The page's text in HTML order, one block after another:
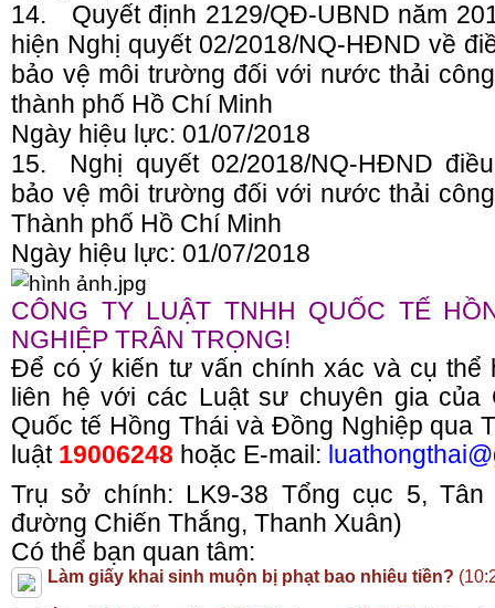
14. Quyết định 2129/QĐ-UBND năm
hiện Nghị quyết 02/2018/NQ-HĐND về
bảo vệ môi trường đối với nước thải
thành phố Hồ Chí Minh
Ngày hiệu lực: 01/07/2018
15.
Nghị quyết 02/2018/NQ-HĐND
bảo vệ môi trường đối với nước thải
Thành phố Hồ Chí Minh
Ngày hiệu lực: 01/07/2018
CÔNG TY LUẬT TNHH QUỐC TẾ
NGHIỆP TRÂN TRỌNG!
Để có ý kiến tư vấn chính xác và cụ thể
liên hệ với các Luật sư chuyên gia của
Quốc tế Hồng Thái và Đồng Nghiệp qua
luật 19006248 hoặc E-mail:
Trụ sở chính: LK9-38 Tổng cục 5, Tân
đường Chiến Thắng, Thanh Xuân)
Có thể bạn quan tâm:
Làm giấy khai sinh muộn bị phạt bao nhiêu tiền?